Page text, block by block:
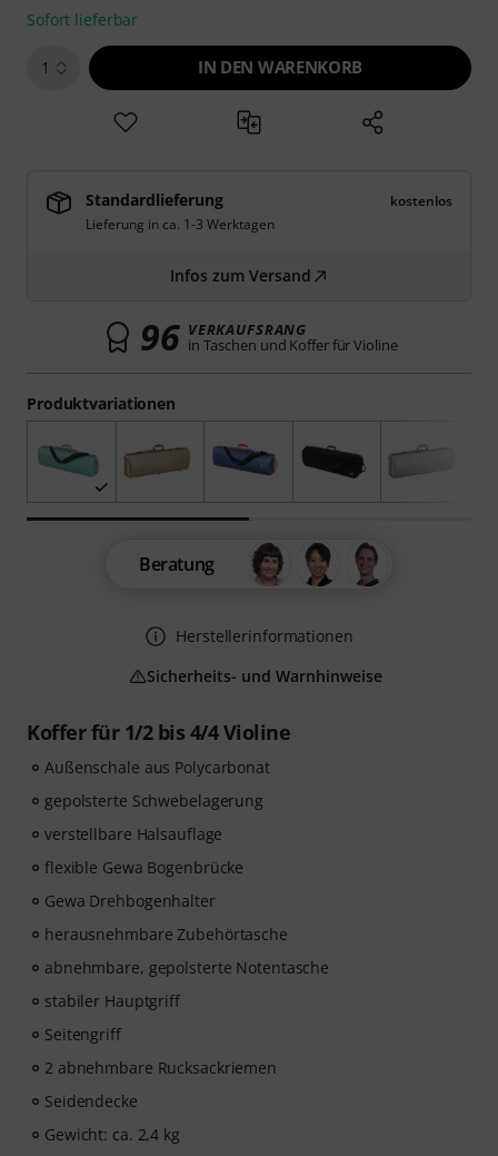
Koffer für 1/2 bis 4/4 Violine
Außenschale aus Polycarbonat
gepolsterte Schwebelagerung
verstellbare Halsauflage
flexible Gewa Bogenbrücke
Gewa Drehbogenhalter
herausnehmbare Zubehörtasche
abnehmbare, gepolsterte Notentasche
stabiler Hauptgriff
Seitengriff
2 abnehmbare Rucksackriemen
Seidendecke
Gewicht: ca. 2,4 kg
Produktvariationen
Sofort lieferbar
1 IN DEN WARENKORB
Standardlieferung
kostenlos
Lieferung in ca. 1-3 Werktagen
Infos zum Versand
96 VERKAUFSRANG
in Taschen und Koffer für Violine
Beratung
Herstellerinformationen
Sicherheits- und Warnhinweise